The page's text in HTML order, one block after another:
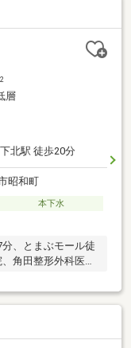
2
層
北駅 徒歩20分
昭和町
本下水
、とまぶモール徒
角田整形外科医